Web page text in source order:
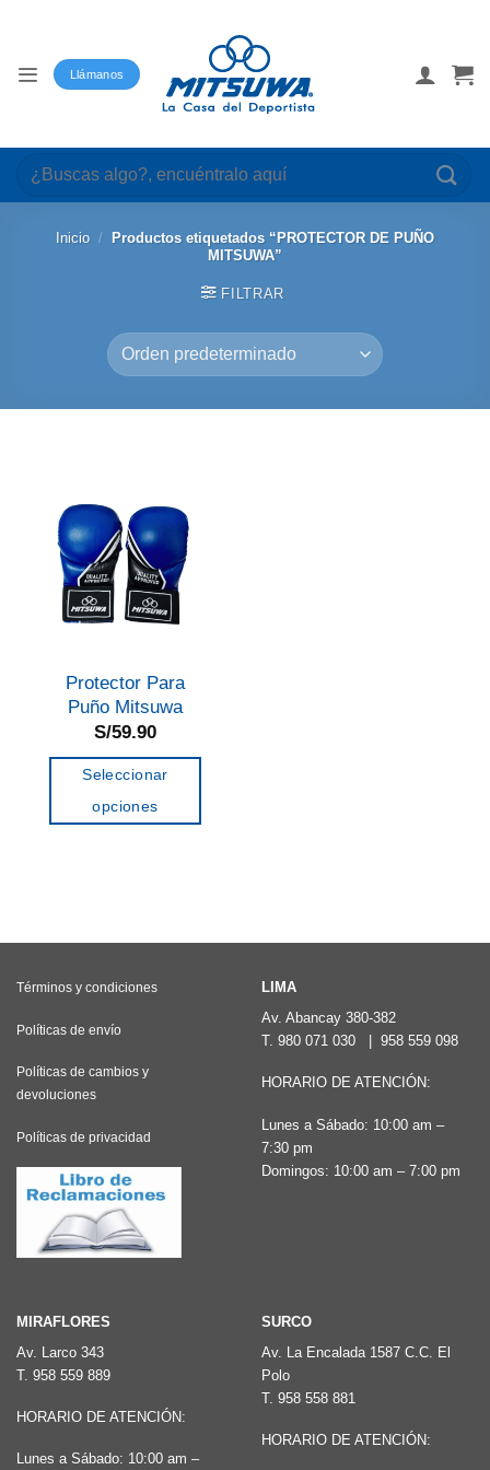
Llámanos
Buscar
por:
Inicio /
Productos etiquetados “PROTECTOR DE PUÑO
MITSUWA”
FILTRAR
Protector Para
Puño Mitsuwa
S/59.90
Seleccionar
opciones
Las
pueden
en
la
página
de
producto
Términos y condiciones
Políticas de envío
Políticas de cambios y
devoluciones
Políticas de privacidad
LIMA
Av. Abancay 380-382
T. 980 071 030 958 559 098
HORARIO DE ATENCIÓN:
Lunes a Sábado: 10:00 am –
7:30 pm
Domingos: 10:00 am – 7:00 pm
MIRAFLORES
Av. Larco 343
T. 958 559 889
HORARIO DE ATENCIÓN:
Lunes a Sábado: 10:00 am –
SURCO
Av. La Encalada 1587 C.C. El
Polo
T. 958 558 881
HORARIO DE ATENCIÓN: